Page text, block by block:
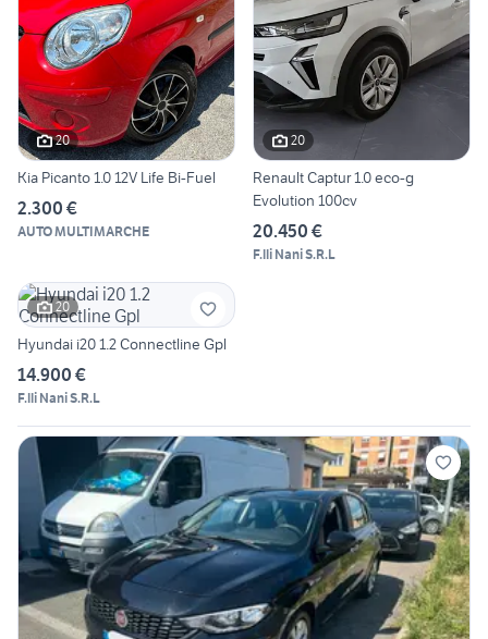
20
Kia Picanto 1.0 12V Life Bi-Fuel
2.300 €
AUTO MULTIMARCHE
20
Renault Captur 1.0 eco-g
Evolution 100cv
20.450 €
F.lli Nani S.R.L
20
Hyundai i20 1.2 Connectline Gpl
14.900 €
F.lli Nani S.R.L